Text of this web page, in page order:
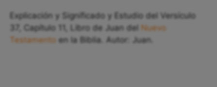
Explicación y Significado y Estudio del Versículo
37, Capítulo 11, Libro de Juan del Nuevo
Testamento en la Biblia. Autor: Juan.